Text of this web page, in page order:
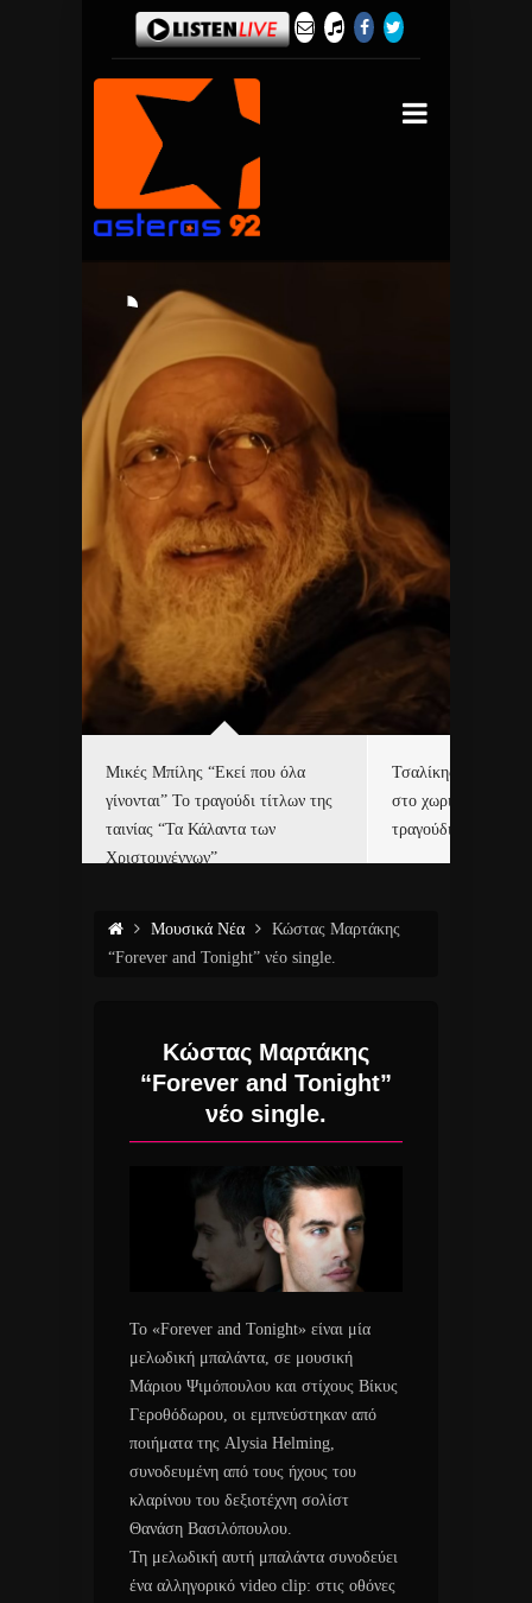
Μικές Μπίλης “Εκεί που όλα
γίνονται” Το τραγούδι τίτλων της
ταινίας “Τα Κάλαντα των
Χριστουγέννων”
Τσαλίκης,
στο χωριό του Άι
τραγούδι και video
Μουσικά Νέα
Κώστας Μαρτάκης
“Forever and Tonight” νέο single.
Κώστας Μαρτάκης
“Forever and Tonight”
νέο single.
Το «Forever and Tonight» είναι μία
μελωδική μπαλάντα, σε μουσική
Μάριου Ψιμόπουλου και στίχους Βίκυς
Γεροθόδωρου, οι εμπνεύστηκαν από
ποιήματα της Alysia Helming,
συνοδευμένη από τους ήχους του
κλαρίνου του δεξιοτέχνη σολίστ
Θανάση Βασιλόπουλου.
Τη μελωδική αυτή μπαλάντα συνοδεύει
ένα αλληγορικό video clip: στις οθόνες